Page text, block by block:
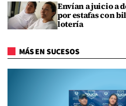
Envían a juicio a
por estafas con
lotería
MÁS EN SUCESOS